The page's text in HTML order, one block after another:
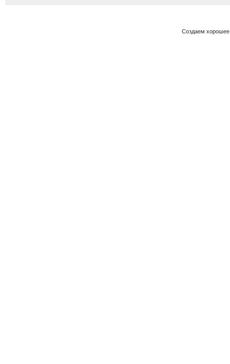
Создаем